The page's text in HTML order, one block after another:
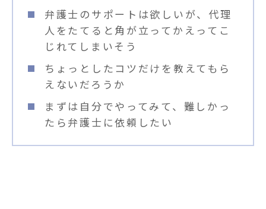
弁護士のサポートは欲しいが、代理
人をたてると角が立ってかえってこ
じれてしまいそう
ちょっとしたコツだけを教えてもら
えないだろうか
まずは自分でやってみて、難しかっ
たら弁護士に依頼したい